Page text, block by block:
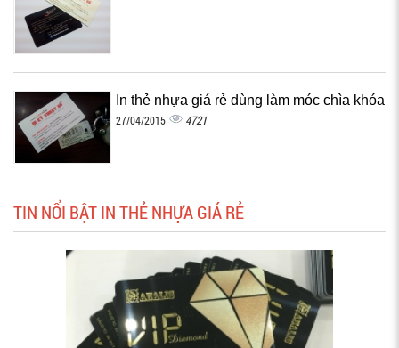
In thẻ nhựa giá rẻ dùng làm móc chìa khóa
27/04/2015 4721
TIN NỔI BẬT IN THẺ NHỰA GIÁ RẺ